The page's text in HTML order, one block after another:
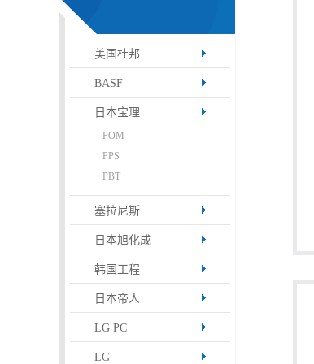
美国杜邦
BASF
日本宝理
POM
PPS
PBT
塞拉尼斯
日本旭化成
韩国工程
日本帝人
LG PC
LG